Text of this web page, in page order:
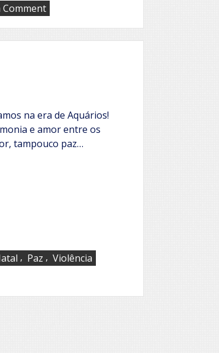
Commenton
O
Animal
Cordial:
na era de Aquários!
e amor entre os
tampouco paz…
, Paz , Violência